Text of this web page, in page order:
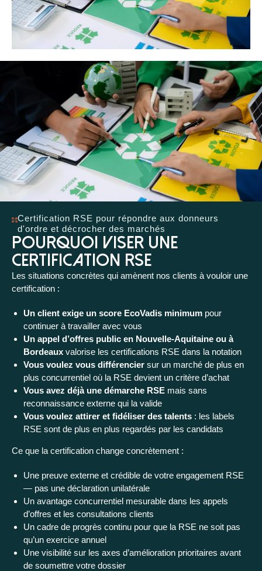
Certification RSE pour répondre aux donneurs
d'ordre et décrocher des marchés
Pourquoi viser une
certification RSE
Les situations concrètes qui amènent nos clients à vouloir une
certification :
Un client exige un score EcoVadis minimum pour
continuer à travailler avec vous
Un appel d’offres public en Nouvelle-Aquitaine ou à
Bordeaux valorise les certifications RSE dans la notation
Vous voulez vous différencier sur un marché de plus en
plus concurrentiel où la RSE devient un critère d’achat
Vous avez déjà une démarche RSE mais sans
reconnaissance externe qui la valide
Vous voulez attirer et fidéliser des talents : les labels
RSE sont de plus en plus regardés par les candidats
Ce que la certification change concrètement :
Une preuve externe et crédible de votre engagement RSE
— pas une déclaration unilatérale
Un avantage concurrentiel mesurable dans les appels
d’offres et les consultations clients
Un cadre de progrès continu pour que la RSE ne soit pas
qu’un exercice annuel
Une visibilité sur les axes d’amélioration prioritaires avant
de soumettre votre dossier